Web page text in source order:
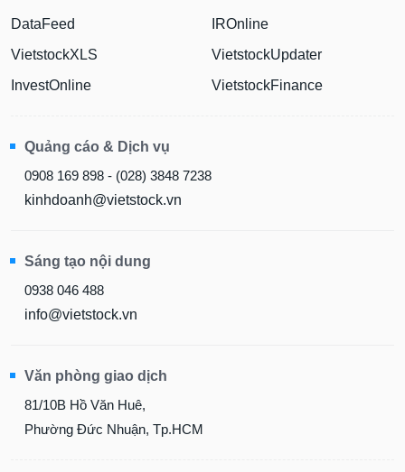
DataFeed
VietstockXLS
InvestOnline
IROnline
VietstockUpdater
VietstockFinance
Quảng cáo & Dịch vụ
0908 169 898 - (028) 3848 7238
kinhdoanh@vietstock.vn
Sáng tạo nội dung
0938 046 488
info@vietstock.vn
Văn phòng giao dịch
81/10B Hồ Văn Huê,
Phường Đức Nhuận, Tp.HCM
Dữ
tài